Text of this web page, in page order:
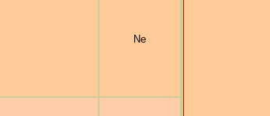
Ne